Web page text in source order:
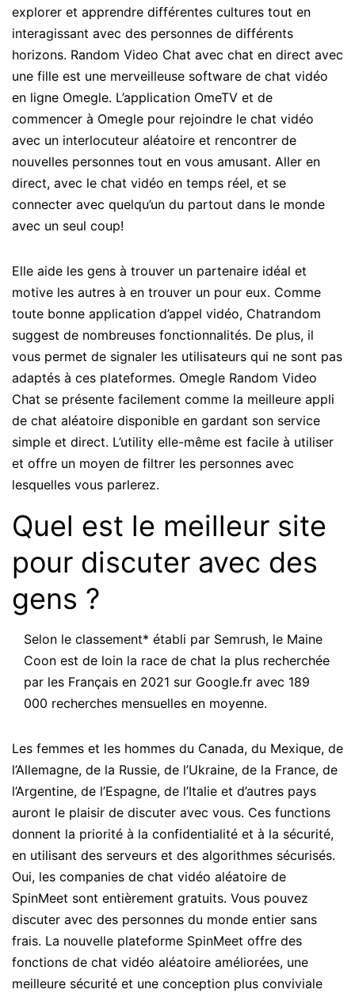
explorer et apprendre différentes cultures tout en
interagissant avec des personnes de différents
horizons. Random Video Chat avec chat en direct avec
une fille est une merveilleuse software de chat vidéo
en ligne Omegle. L’application OmeTV et de
commencer à Omegle pour rejoindre le chat vidéo
avec un interlocuteur aléatoire et rencontrer de
nouvelles personnes tout en vous amusant. Aller en
direct, avec le chat vidéo en temps réel, et se
connecter avec quelqu’un du partout dans le monde
avec un seul coup!
Elle aide les gens à trouver un partenaire idéal et
motive les autres à en trouver un pour eux. Comme
toute bonne application d’appel vidéo, Chatrandom
suggest de nombreuses fonctionnalités. De plus, il
vous permet de signaler les utilisateurs qui ne sont pas
adaptés à ces plateformes. Omegle Random Video
Chat se présente facilement comme la meilleure appli
de chat aléatoire disponible en gardant son service
simple et direct. L’utility elle-même est facile à utiliser
et offre un moyen de filtrer les personnes avec
lesquelles vous parlerez.
Quel est le meilleur site
pour discuter avec des
gens ?
Selon le classement* établi par Semrush, le Maine
Coon est de loin la race de chat la plus recherchée
par les Français en 2021 sur Google.fr avec 189
000 recherches mensuelles en moyenne.
Les femmes et les hommes du Canada, du Mexique, de
l’Allemagne, de la Russie, de l’Ukraine, de la France, de
l’Argentine, de l’Espagne, de l’Italie et d’autres pays
auront le plaisir de discuter avec vous. Ces functions
donnent la priorité à la confidentialité et à la sécurité,
en utilisant des serveurs et des algorithmes sécurisés.
Oui, les companies de chat vidéo aléatoire de
SpinMeet sont entièrement gratuits. Vous pouvez
discuter avec des personnes du monde entier sans
frais. La nouvelle plateforme SpinMeet offre des
fonctions de chat vidéo aléatoire améliorées, une
meilleure sécurité et une conception plus conviviale